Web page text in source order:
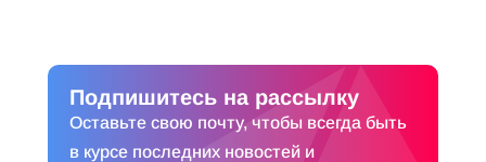
Подпишитесь на рассылку
Оставьте свою почту, чтобы всегда быть
в курсе последних новостей и